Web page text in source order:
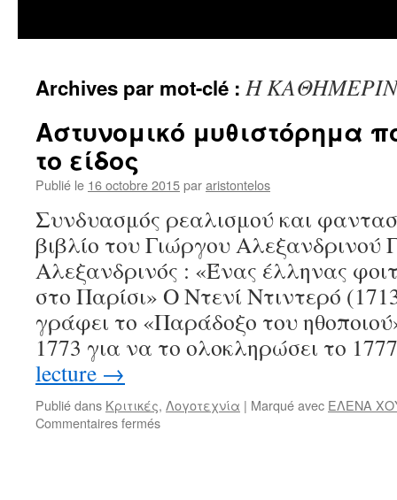
Archives par mot-clé : Η
Αστυνομικό μυθιστόρημα
το είδος
Publié le 16 octobre 2015pararistontelos
Συνδυασμός ρεαλισμού και
βιβλίο του Γιώργου Αλεξανδρινού
Αλεξανδρινός : «Ένας έλληνας
στο Παρίσι» Ο Ντενί Ντιντερό
γράφει το «Παράδοξο του
1773 για να το ολοκληρώσει το
lecture →
Publié dans Κριτικές, Λογοτεχνία | Marqué avec ΕΛΕΝΑ
Commentaires ferméssur